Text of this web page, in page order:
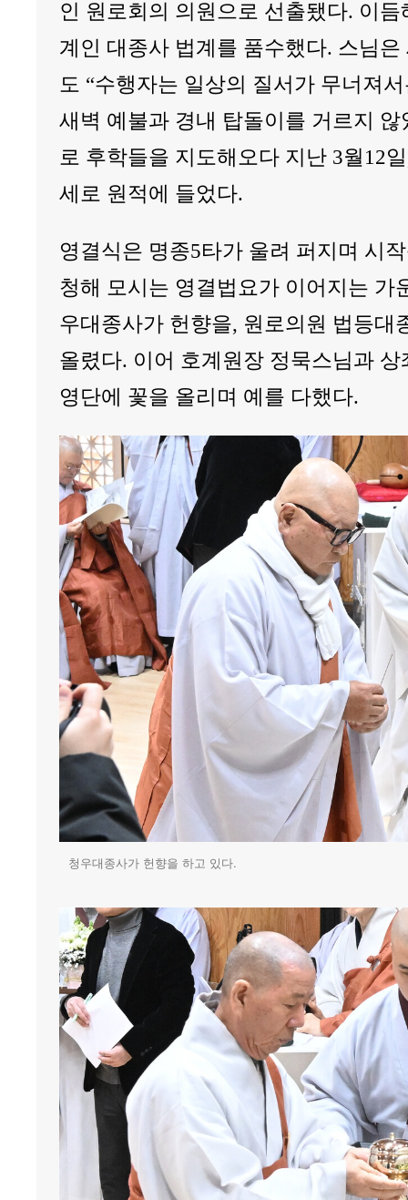
인 원로회의 의원으로 선출됐다. 이
계인 대종사 법계를 품수했다. 스님
도 “수행자는 일상의 질서가 무너져
새벽 예불과 경내 탑돌이를 거르지
로 후학들을 지도해오다 지난 3월12
세로 원적에 들었다.
영결식은 명종5타가 울려 퍼지며 시
청해 모시는 영결법요가 이어지는 가
우대종사가 헌향을, 원로의원 법등대
올렸다. 이어 호계원장 정묵스님과
영단에 꽃을 올리며 예를 다했다.
청우대종사가 헌향을 하고 있다.